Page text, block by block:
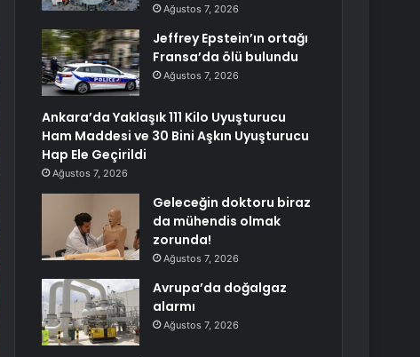
Ağustos 7, 2026
Jeffrey Epstein’ın ortağı
Fransa’da ölü bulundu
Ağustos 7, 2026
Ankara’da Yaklaşık 111 Kilo Uyuşturucu
Ham Maddesi ve 30 Bini Aşkın Uyuşturucu
Hap Ele Geçirildi
Ağustos 7, 2026
Geleceğin doktoru biraz
da mühendis olmak
zorunda!
Ağustos 7, 2026
Avrupa’da doğalgaz
alarmı
Ağustos 7, 2026